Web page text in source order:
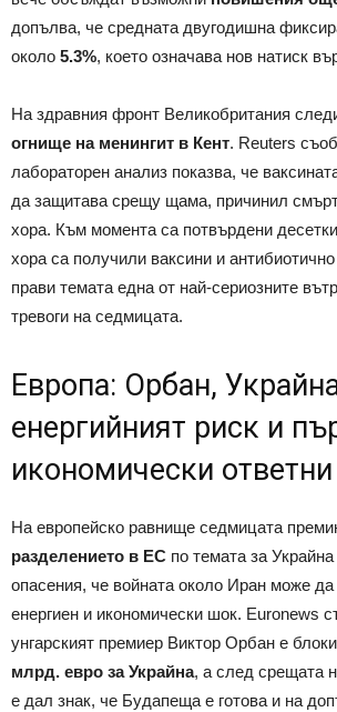
допълва, че средната двугодишна
около 5.3%, което означава нов натиск
На здравния фронт Великобритания
огнище на менингит в Кент. Reuters
лабораторен анализ показва, че
да защитава срещу щама, причинил
хора. Към момента са потвърдени
хора са получили ваксини и
прави темата една от най-сериозните
тревоги на седмицата.
Европа: Орбан,
енергийният риск и
икономически
На европейско равнище седмицата
разделението в ЕС по темата за
опасения, че войната около Иран може
енергиен и икономически шок. Euronews
унгарският премиер Виктор Орбан е
млрд. евро за Украйна, а след срещата
е дал знак, че Будапеща е готова и на